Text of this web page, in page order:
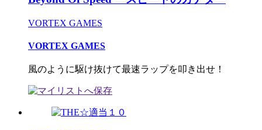
VORTEX GAMES
VORTEX GAMES
風のように駆け抜けて最速ラップを叩き出せ！